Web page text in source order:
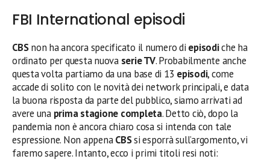
FBI International episodi
CBSnon ha ancora specificato il numero di episodiche ha
ordinato per questa nuova serie TV. Probabilmente anche
questa volta partiamo da una base di 13 episodi, come
accade di solito con le novità dei network principali, e data
la buona risposta da parte del pubblico, siamo arrivati ad
avere una prima stagione completa. Detto ciò, dopo la
pandemia non è ancora chiaro cosa si intenda con tale
espressione. Non appenaCBSsi esporrà sull’argomento, vi
faremo sapere. Intanto, ecco i primi titoli resi noti: